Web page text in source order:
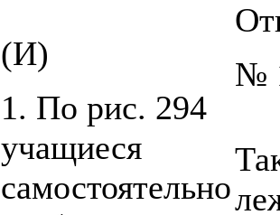
(И)
1. По рис. 294
учащиеся
самостоятельно
№